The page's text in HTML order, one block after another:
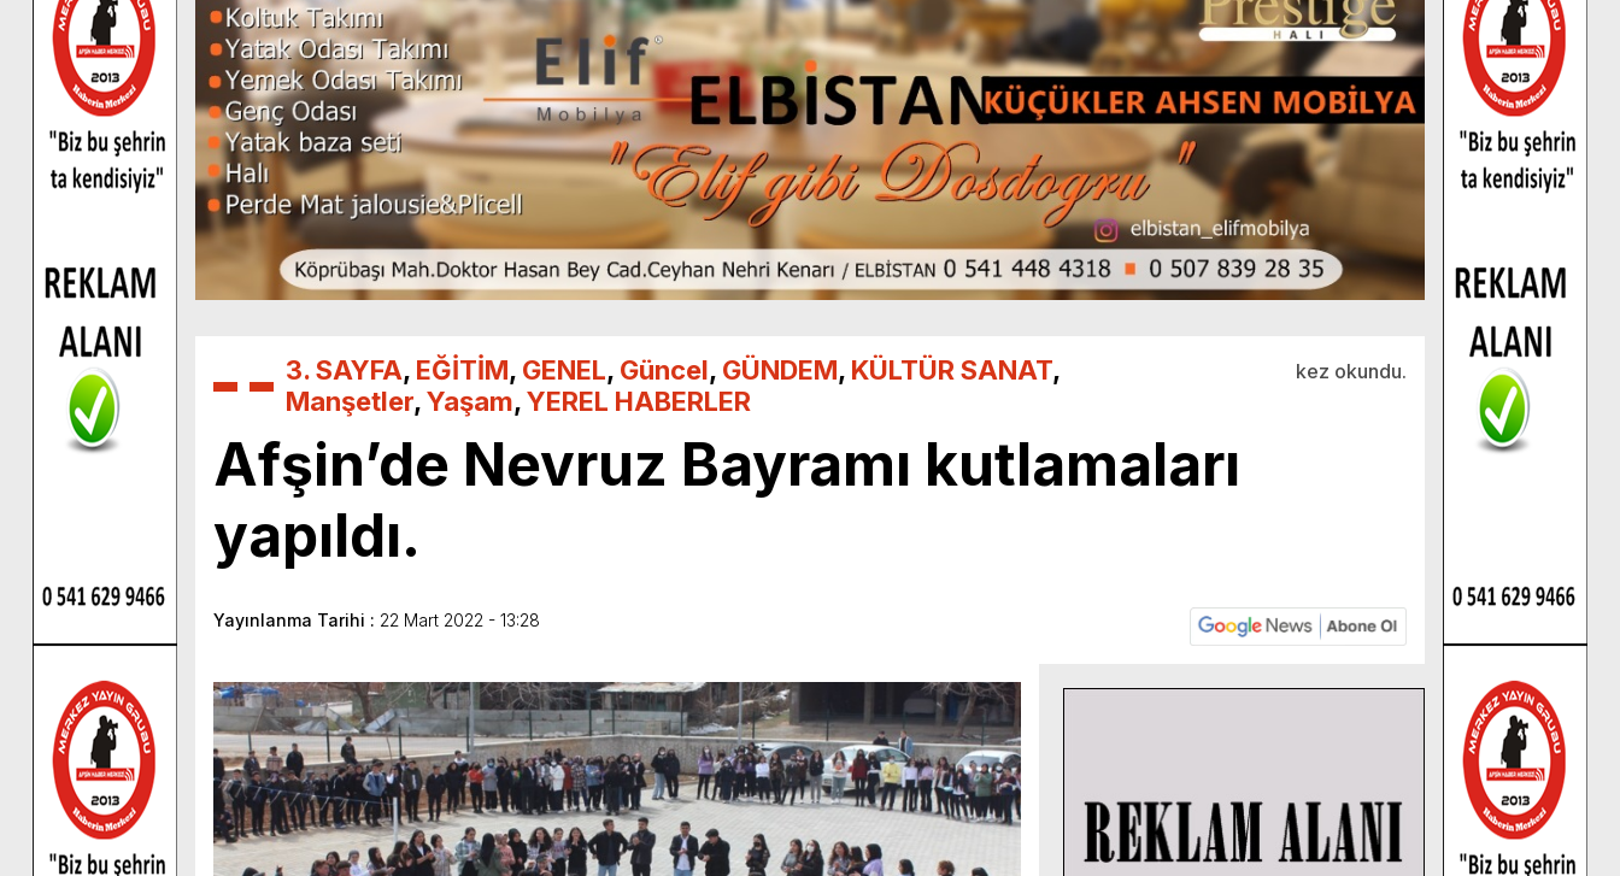
3. SAYFA, EĞİTİM, GENEL, Güncel, GÜNDEM, KÜLTÜR SANAT,
Manşetler,Yaşam,YEREL HABERLER
kez okundu.
Afşin’de Nevruz Bayramı kutlamaları
yapıldı.
Yayınlanma Tarihi : 22 Mart 2022 - 13:28